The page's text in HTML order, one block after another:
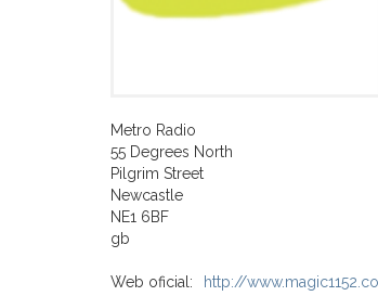
Metro Radio
55 Degrees North
Pilgrim Street
Newcastle
NE1 6BF
gb
Web oficial:
http://